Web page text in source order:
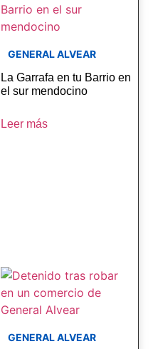
GENERAL ALVEAR
La Garrafa en tu Barrio en
el sur mendocino
Leer más
GENERAL ALVEAR